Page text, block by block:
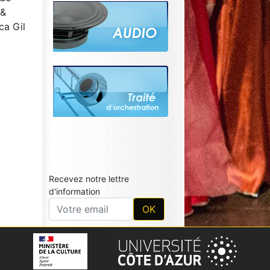
Gil
Recevez notre lettre
d'information